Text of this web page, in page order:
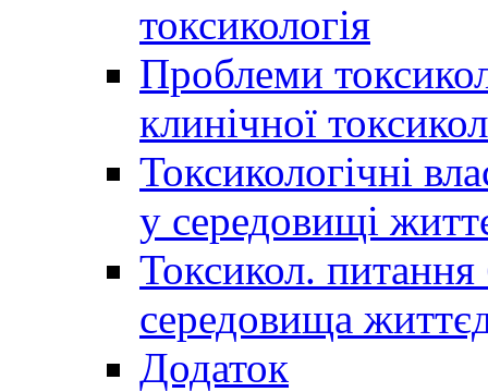
токсикологія
Проблеми
клинічної
Токсикологічні
у середовищі
Токсикол. питання
середовища
Додаток